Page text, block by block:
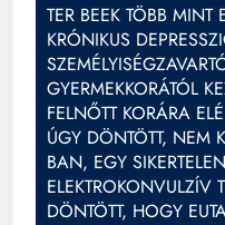
TER BEEK TÖBB
KRÓNIKUS
GYERMEKKORÁTÓL
FELNŐTT KORÁRA
ÚGY DÖNTÖTT, NEM
BAN, EGY
ELEKTROKONVULZÍV
DÖNTÖTT, HOGY